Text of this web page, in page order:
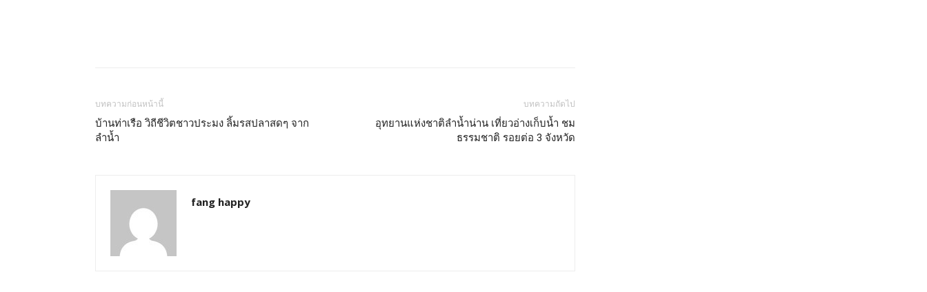
บทความก่อนหน้านี้
บ้านท่าเรือ วิถีชีวิตชาวประมง ลิ้มรสปลาสดๆ จาก
ลำน้ำ
บทความถัดไป
อุทยานแห่งชาติลำน้ำน่าน เที่ยวอ่างเก็บน้ำ ชม
ธรรมชาติ รอยต่อ 3 จังหวัด
fang happy